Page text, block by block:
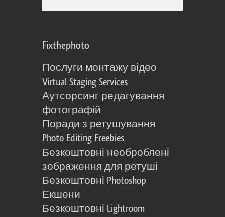
Fixthephoto
Послуги монтажу відео
Virtual Staging Services
Аутсорсинг редагування
фотографій
Поради з ретушування
Photo Editing Freebies
Безкоштовні необроблені
зображення для ретуші
Безкоштовні Photoshop
Екшени
Безкоштовні Lightroom